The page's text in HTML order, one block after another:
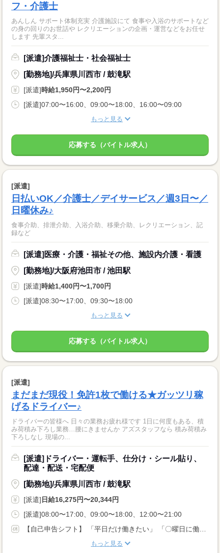
フ・介護士
あんしん サポート体制充実 介護施設にて 食事や入浴のサポートなど
の身の回りのお世話や レクリエーションの企画・運営などをお任せ
します 先輩スタ...
[派遣]介護福祉士・社会福祉士
[勤務地]/兵庫県川西市 / 鼓滝駅
[派遣]時給1,950円〜2,200円
[派遣]07:00〜16:00、09:00〜18:00、16:00〜09:00
もっと見る
応募する（バイトル求人）
[派遣]
日払いOK／介護士／デイサービス／週3日〜／
日曜休み♪
食事介助、排泄介助、入浴介助、移乗介助、レクリエーション、記
録など
[派遣]医療・介護・福祉その他、施設内介護・看護
[勤務地]/大阪府池田市 / 池田駅
[派遣]時給1,400円〜1,700円
[派遣]08:30〜17:00、09:30〜18:00
もっと見る
応募する（バイトル求人）
[派遣]
まだまだ現役！免許1枚で働ける★ガッツリ稼
げるドライバー♪
ドライバーの皆様へ 日々の業務お疲れ様です 1日に何度もある、積
み荷積み下ろし業務…腰にきませんか アズスタッフなら 積み荷積み
下ろしなし 現場の...
[派遣]ドライバー・運転手、仕分け・シール貼り、
配達・配送・宅配便
[勤務地]/兵庫県川西市 / 鼓滝駅
[派遣] 日給16,275円〜20,344円
[派遣]08:00〜17:00、09:00〜18:00、12:00〜21:00
もっと見る